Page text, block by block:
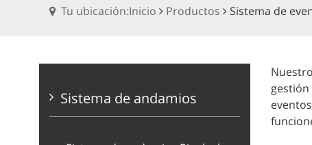
Tu ubicación:Inicio Productos Sistema de
Sistema de andamios